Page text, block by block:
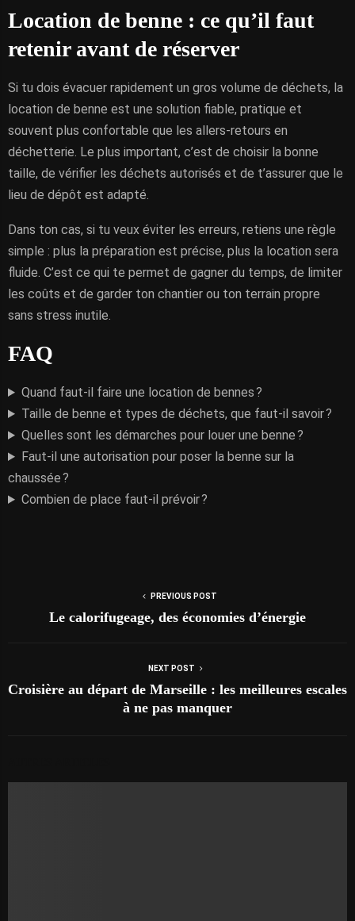
Location de benne : ce qu’il faut
retenir avant de réserver
Si tu dois évacuer rapidement un gros volume de déchets, la
location de benne est une solution fiable, pratique et
souvent plus confortable que les allers-retours en
déchetterie. Le plus important, c’est de choisir la bonne
taille, de vérifier les déchets autorisés et de t’assurer que le
lieu de dépôt est adapté.
Dans ton cas, si tu veux éviter les erreurs, retiens une règle
simple : plus la préparation est précise, plus la location sera
fluide. C’est ce qui te permet de gagner du temps, de limiter
les coûts et de garder ton chantier ou ton terrain propre
sans stress inutile.
FAQ
Quand faut-il faire une location de bennes ?
Taille de benne et types de déchets, que faut-il savoir ?
Quelles sont les démarches pour louer une benne ?
Faut-il une autorisation pour poser la benne sur la
chaussée ?
Combien de place faut-il prévoir ?
PREVIOUS POST
Le calorifugeage, des économies d’énergie
NEXT POST
Croisière au départ de Marseille : les meilleures escales
à ne pas manquer